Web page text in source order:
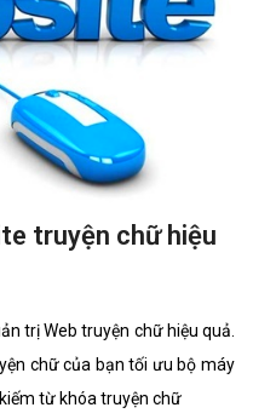
truyện chữ hiệu
trị Web truyện chữ hiệu quả.
chữ của bạn tối ưu bộ máy
từ khóa truyện chữ